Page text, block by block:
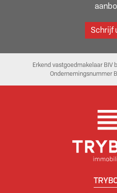
Schrijf
Erkend vastgoedmakelaar BIV
Ondernemingsnummer